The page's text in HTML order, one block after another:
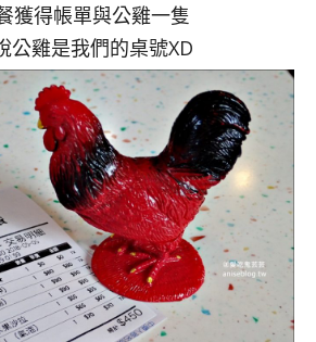
獲得帳單與公雞一隻
公雞是我們的桌號XD